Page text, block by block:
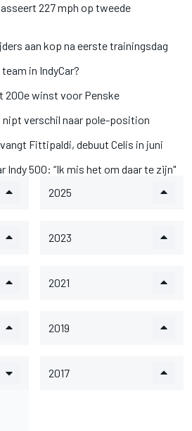
227 mph op tweede
aan kop na eerste trainingsdag
in IndyCar?
200e winst voor Penske
nipt verschil naar pole-position
Fittipaldi, debuut Celis in juni
Indy 500: “Ik mis het om daar te zijn"
2025
2023
2021
2019
2017